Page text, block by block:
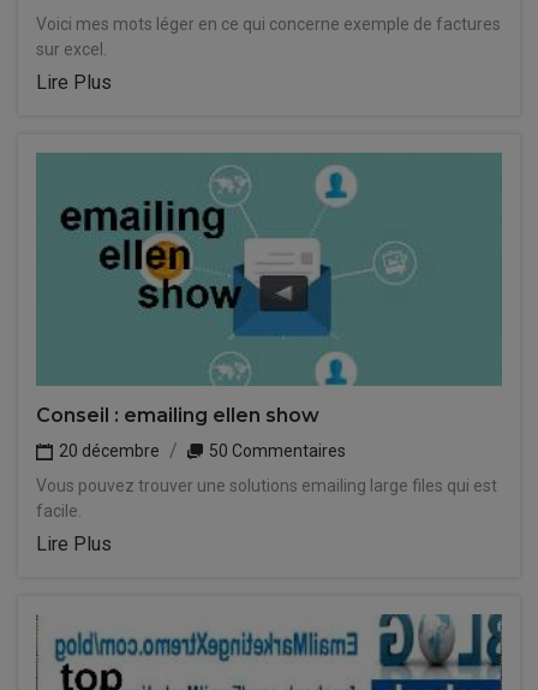
Voici mes mots léger en ce qui concerne exemple de factures
sur excel.
Lire Plus
Conseil : emailing ellen show
20 décembre
50 Commentaires
Vous pouvez trouver une solutions emailing large files qui est
facile.
Lire Plus